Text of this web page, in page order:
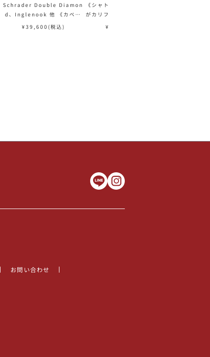
Schrader Double Diamon
d、Inglenook 他 《カベル
ネ・ソーヴィニヨン主体の力強
¥ 39,600 (税込)
《シャトー・ド・ボーカステル
がカリフォルニアで手掛けるロ
¥
お問い合わせ